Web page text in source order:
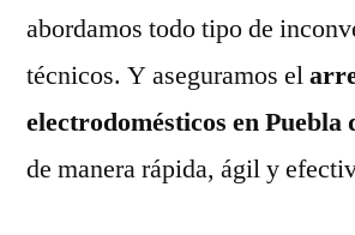
abordamos todo tipo de
técnicos. Y aseguramos el
electrodomésticos en Puebla
de manera rápida, ágil y